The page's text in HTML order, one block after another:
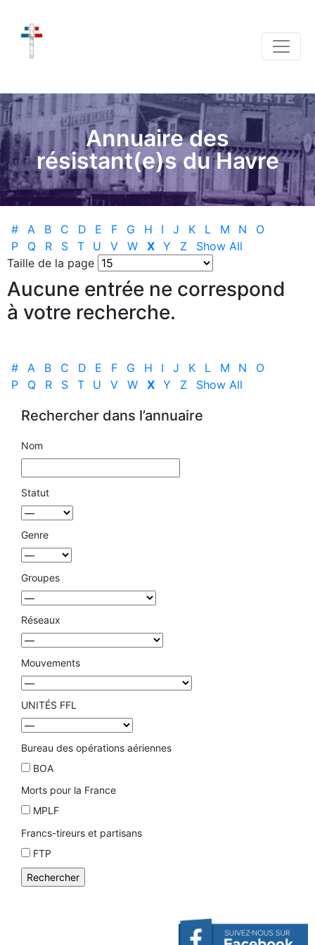
Annuaire des
résistant(e)s du Havre
# A B C D E F G H I J K L M N
O
P
Q R S T U V W X Y Z
Show All
Taille de la page
Aucune entrée ne correspond
à votre recherche.
# A B C D E F G H I J K L M N
O
P
Q R S T U V W X Y Z Show All
Rechercher dans l’annuaire
Nom
Statut
Genre
Groupes
Réseaux
Mouvements
UNITÉS FFL
Bureau des opérations aériennes
BOA
Morts pour la France
MPLF
Francs-tireurs et partisans
FTP